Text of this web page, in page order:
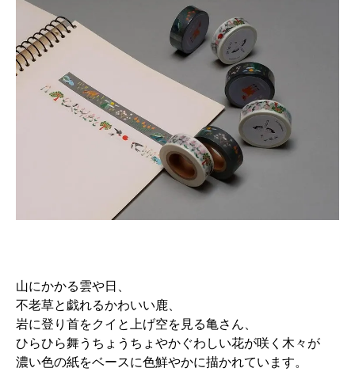
山にかかる雲や日、
不老草と戯れるかわいい鹿、
岩に登り首をクイと上げ空を見る亀さん、
ひらひら舞うちょうちょやかぐわしい花が咲く木々が
濃い色の紙をベースに色鮮やかに描かれています。